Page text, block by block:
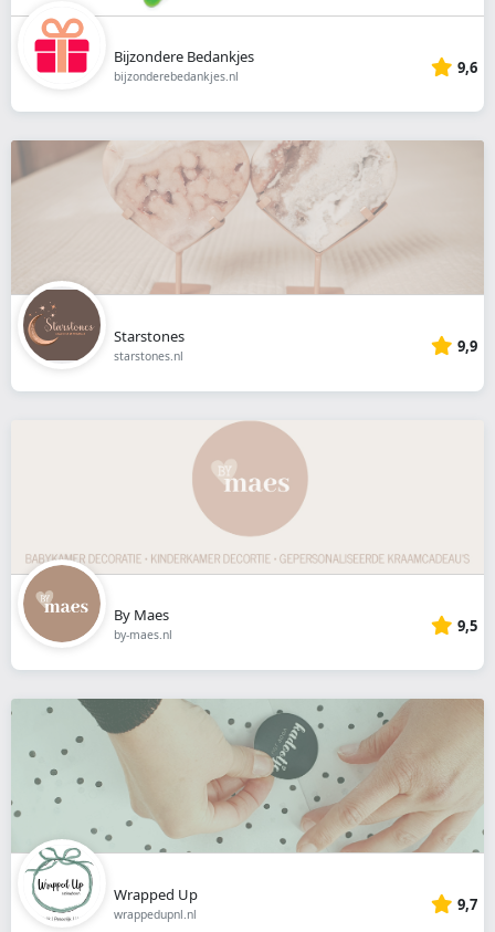
Bijzondere Bedankjes
bijzonderebedankjes.nl 9,6
Starstones
starstones.nl 9,9
By Maes
by-maes.nl 9,5
Wrapped Up
wrappedupnl.nl 9,7